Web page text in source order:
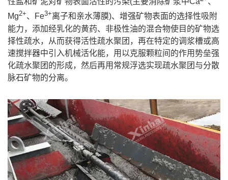
Mg2+、Fe3+离子和亲水薄膜)、增强矿物表面的选择性吸附
能力，添加经乳化的黄药、非极性油的混合物使目的矿物选
择性疏水，从而获得活性疏水聚团，再在特定的调浆槽或高
速搅拌器中引入机械活化能，用以克服颗粒间的作用势垒强
化疏水聚团的形成，然后再用常规浮选实现疏水聚团与分散
脉石矿物的分离。